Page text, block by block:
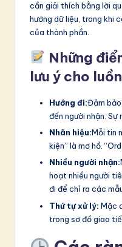
cần giải thích bằng lời
hướng dữ liệu, trong khi
của thành phần.
Những
lưu ý cho
Hướng đi:Đảm
đến người nhận. Sự
Nhãn hiệu:Mỗi tin
kiện” là mơ hồ.
Nhiều người nhận:
hoạt nhiều người
đi để chỉ ra các
Thứ tự xử lý: Mặc
trong sơ đồ giao